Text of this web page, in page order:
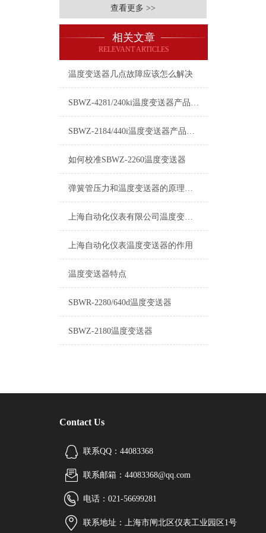
查看更多 >>
相关文章
RELEVANT ARTICLES
温度变送器几点故障应该怎么解决
SBWZ-4281/240ki温度变送器产品明细
SBWZ-2184/440i温度变送器产品介绍
如何校准SBWZ-2260温度变送器
弹簧管压力和温度变送器的原理图和接线方式
上海自动化仪表有限公司温度变送器的作用
上海自动化仪表温度变送器的作用
温度变送器特点
SBWR-2280/640d温度变送器
SBWZ-2180温度变送器
Contact Us
联系QQ：44083368
联系邮箱：44083368@qq.com
电话：021-56699281
联系地址：上海市闸北区仪表工业园区1号